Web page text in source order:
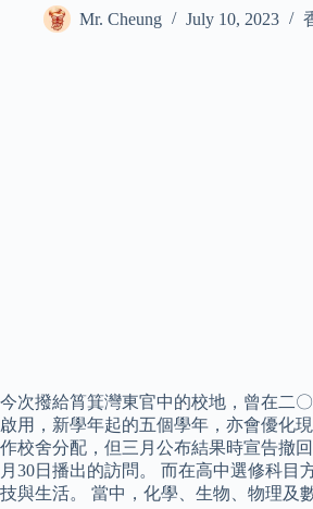
Mr. Cheung July 10, 2023
今次撥給筲箕灣東官中的校地，曾在二
啟用，新學年起的五個學年，亦會優化
作校舍分配，但三月公布結果時宣告撤
月30日播出的訪問。 而在高中選修科
技與生活。 當中，化學、生物、物理及